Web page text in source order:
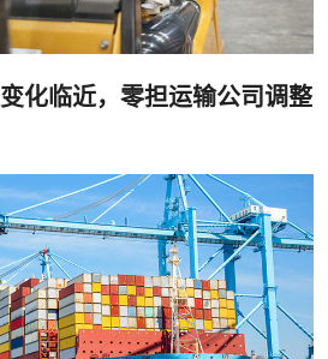
化临近，零担运输公司调整